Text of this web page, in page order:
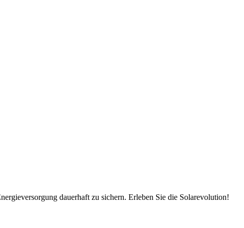
dauerhaft zu sichern. Erleben Sie die Solarevolution!